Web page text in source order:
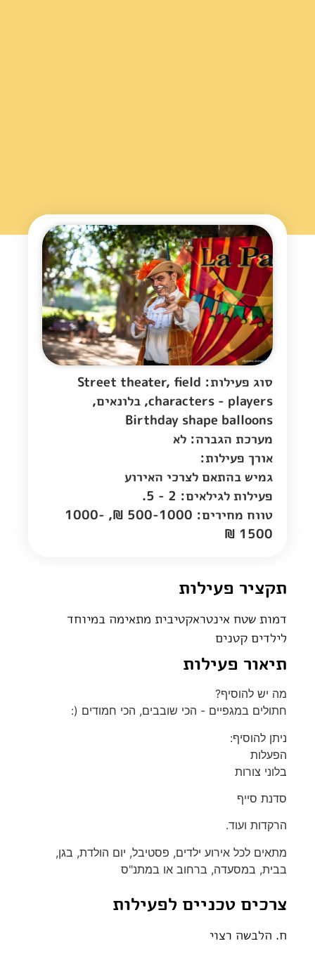
סוג פעילות: Street theater, field
characters - players, בלונאים,
Birthday shape balloons
מערכת הגברה: לא
אורך פעילות:
גמיש בהתאם לצרכי האירוע
פעילות לגילאים: 2 - 5.
טווח מחירים: 500-1000 ₪, 1000-
1500 ₪
תקציר פעילות
דמות שטח אינטראקטיבית מתאימה במיוחד
לילדים קטנים
תיאור פעילות
מה יש להוסיף?
חתולים במגפיים - הכי שובבים, הכי חמודים (:
ניתן להוסיף:
הפעלות
בלוני צורות
סדנת סייף
הרקדות ועוד.
מתאים לכל אירוע ילדים, פסטיבל, יום הולדת, בגן,
בבית, במסעדה, ברחוב או במתנ"ס
צרכים טכניים לפעילות
ח. הלבשה רצוי